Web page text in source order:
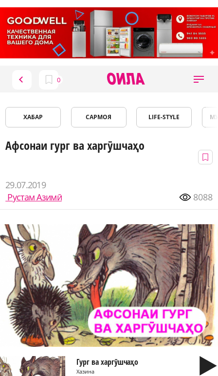
ХАБАР САРМОЯ LIFE-STYLE
Афсонаи гург ва харгӯшчаҳо
29.07.2019
Рустам Азимӣ
8088
Гург ва харгӯшчаҳо
Хазина